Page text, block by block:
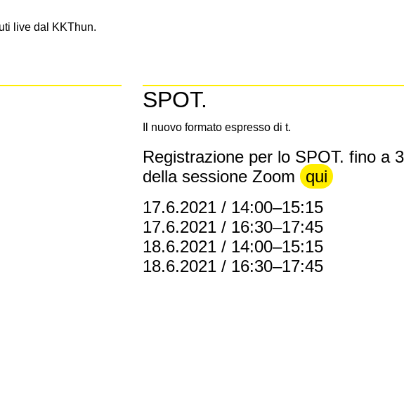
live dal KKThun.
SPOT.
Il nuovo formato espresso di t.
Registrazione per lo SPOT. fino a
della sessione Zoom
qui
17.6.2021 / 14:00–15:15
17.6.2021 / 16:30–17:45
18.6.2021 / 14:00–15:15
18.6.2021 / 16:30–17:45